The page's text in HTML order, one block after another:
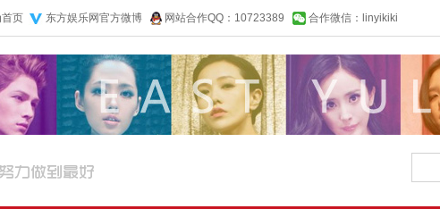
页 东方娱乐网官方微博 网站合作QQ：10723389 合作微信：linyikiki